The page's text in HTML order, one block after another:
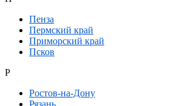
Пенза
Пермский край
Приморский край
Псков
Р
Ростов-на-Дону